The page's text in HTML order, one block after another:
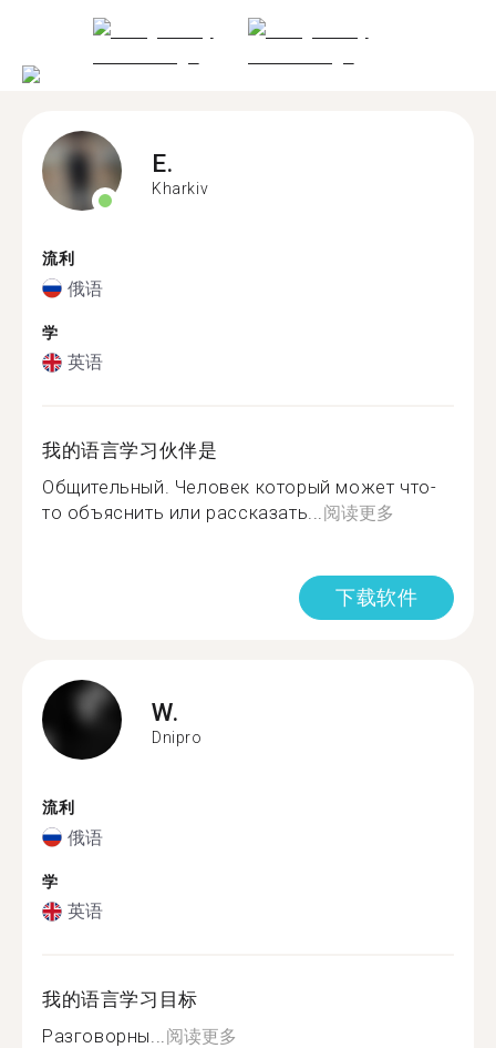
E.
Kharkiv
流利
俄语
学
英语
我的语言学习伙伴是
Общительный. Человек который может что-
то объяснить или рассказать...阅读更多
下载软件
W.
Dnipro
流利
俄语
学
英语
我的语言学习目标
Разговорны...阅读更多